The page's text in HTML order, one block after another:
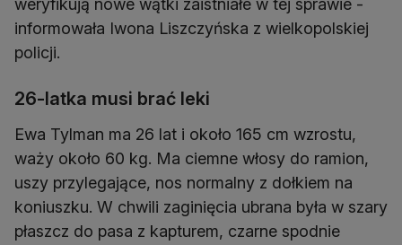
weryfikują nowe wątki zaistniałe w tej sprawie -
informowała Iwona Liszczyńska z wielkopolskiej
policji.
26-latka musi brać leki
Ewa Tylman ma 26 lat i około 165 cm wzrostu,
waży około 60 kg. Ma ciemne włosy do ramion,
uszy przylegające, nos normalny z dołkiem na
koniuszku. W chwili zaginięcia ubrana była w szary
płaszcz do pasa z kapturem, czarne spodnie